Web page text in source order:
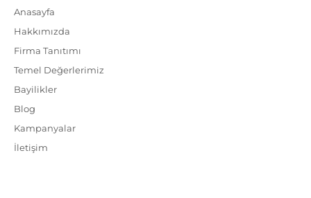
Anasayfa
Hakkımızda
Firma Tanıtımı
Temel Değerlerimiz
Bayilikler
Blog
Kampanyalar
İletişim